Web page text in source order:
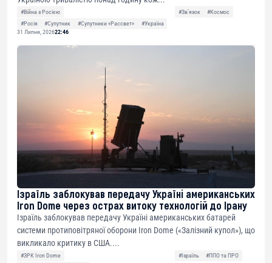
#Війна з Росією #Звʼязок
#Космос
#Росія
#Супутник #Супутники «Рассвет»
#Україна
31 Липня, 202622:46
Ізраїль заблокував передачу Україні американських
Iron Dome через острах витоку технологій до Ірану
Ізраїль заблокував передачу Україні американських батарей
системи протиповітряної оборони Iron Dome («Залізний купол»), що
викликало критику в США....
#ЗРК Iron Dome #Ізраїль
#ППО та ПРО